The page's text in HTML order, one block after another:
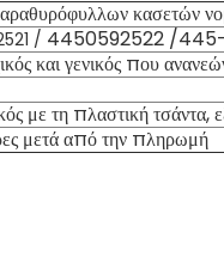
κασετών
/ 4450592522 /
και γενικός που
με τη πλαστική τσάντα,
μετά από την πληρωμή